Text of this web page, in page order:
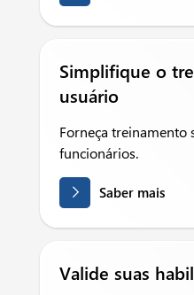
Simplifique o
usuário
Forneça treinamento
funcionários.
Saber mais
Valide suas